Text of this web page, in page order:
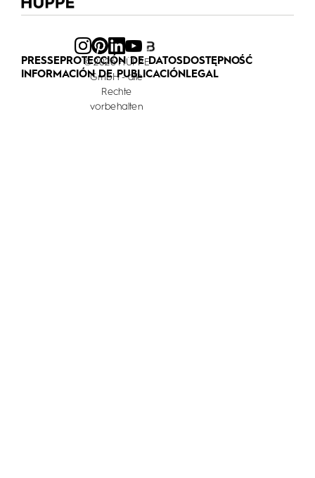
PRESSEPROTECCIÓN DE DATOSDOSTĘPNOŚĆ
INFORMACIÓN DE PUBLICACIÓN LEGAL
© 2026 HÜPPE
GmbH - alle
Rechte
vorbehalten